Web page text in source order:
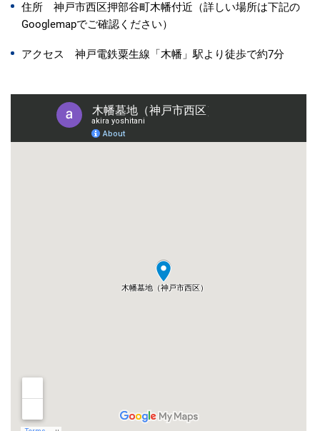
住所 神戸市西区押部谷町木幡付近（詳しい場所は下記の
Googlemapでご確認ください）
アクセス 神戸電鉄粟生線「木幡」駅より徒歩で約7分